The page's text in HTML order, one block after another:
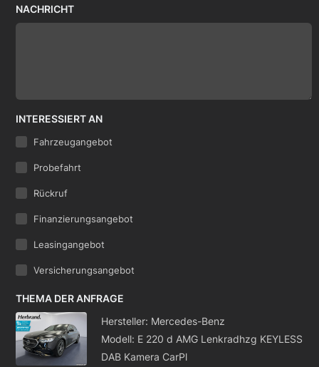
NACHRICHT
INTERESSIERT AN
Fahrzeugangebot
Probefahrt
Rückruf
Finanzierungsangebot
Leasingangebot
Versicherungsangebot
THEMA DER ANFRAGE
Hersteller: Mercedes-Benz
Modell: E 220 d AMG Lenkradhzg KEYLESS
DAB Kamera CarPl